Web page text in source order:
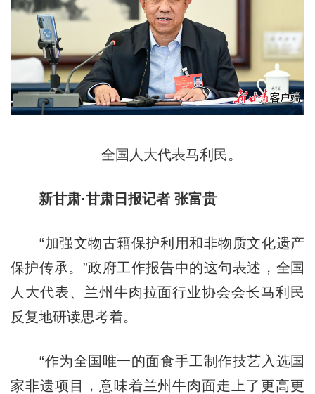
全国人大代表马利民。
新甘肃·甘肃日报记者 张富贵
“加强文物古籍保护利用和非物质文化遗产
保护传承。”政府工作报告中的这句表述，全国
人大代表、兰州牛肉拉面行业协会会长马利民
反复地研读思考着。
“作为全国唯一的面食手工制作技艺入选国
家非遗项目，意味着兰州牛肉面走上了更高更